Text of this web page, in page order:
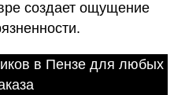
создает ощущение